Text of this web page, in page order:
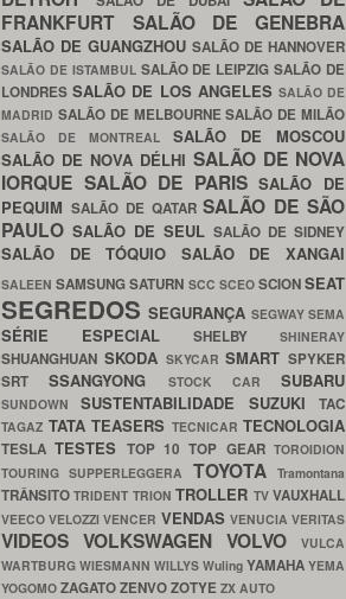
FRANKFURT SALÃO DE GENEBRA
SALÃO DE GUANGZHOU SALÃO DE HANNOVER
SALÃO DE ISTAMBUL SALÃO DE LEIPZIGSALÃO DE
LONDRESSALÃO DE LOS ANGELES SALÃO DE
MADRID SALÃO DE MELBOURNESALÃO DE MILÃO
SALÃO DE MONTREAL SALÃO DE MOSCOU
SALÃO DE NOVA DÉLHI SALÃO DE NOVA
IORQUE SALÃO DE PARISSALÃO DE
PEQUIM SALÃO DE QATARSALÃO DE SÃO
PAULO SALÃO DE SEUL SALÃO DE SIDNEY
SALÃO DE TÓQUIO SALÃO DE XANGAI
SALEENSAMSUNGSATURN SCC SCEO SCIONSEAT
SEGREDOSSEGURANÇA SEGWAYSEMA
SÉRIE ESPECIAL SHELBY SHINERAY
SHUANGHUAN SKODA SKYCARSMART SPYKER
SRTSSANGYONG STOCK CAR SUBARU
SUNDOWNSUSTENTABILIDADE SUZUKITAC
TAGAZ TATA TEASERS TECNICAR TECNOLOGIA
TESLATESTES TOP 10TOP GEARTOROIDION
TOURING SUPPERLEGGERA TOYOTATramontana
TRÂNSITOTRIDENT TRIONTROLLER TVVAUXHALL
VEECOVELOZZIVENCER VENDAS VENUCIAVERITAS
VIDEOS VOLKSWAGEN VOLVO
VULCA
WARTBURG WIESMANN WILLYS Wuling YAMAHA YEMA
YOGOMO ZAGATOZENVOZOTYE ZX AUTO